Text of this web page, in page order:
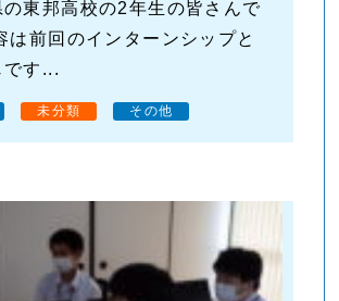
の東邦高校の2年生の皆さんで
は前回のインターンシップと
です...
未分類 その他